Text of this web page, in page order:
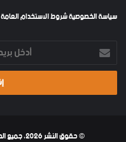
سياسة الخصوصيةشروط الاستخدام العامة
أدخل
بريدك
الإلكتروني
© حقوق النشر 2026، جميع الحقوق محفوظة |